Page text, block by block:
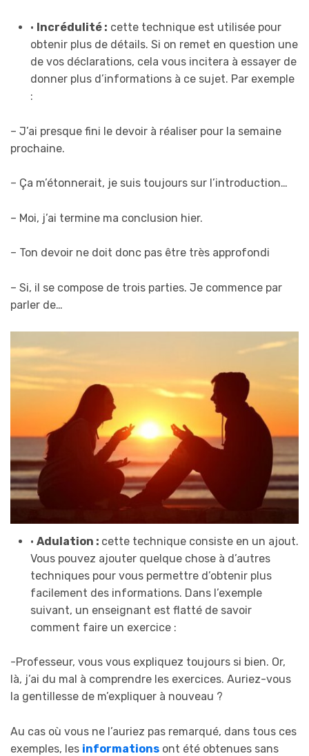
• Incrédulité : cette technique est utilisée pour
obtenir plus de détails. Si on remet en question une
de vos déclarations, cela vous incitera à essayer de
donner plus d’informations à ce sujet. Par exemple
:
– J’ai presque fini le devoir à réaliser pour la semaine
prochaine.
– Ça m’étonnerait, je suis toujours sur l’introduction…
– Moi, j’ai termine ma conclusion hier.
– Ton devoir ne doit donc pas être très approfondi
– Si, il se compose de trois parties. Je commence par
parler de…
• Adulation : cette technique consiste en un ajout.
Vous pouvez ajouter quelque chose à d’autres
techniques pour vous permettre d’obtenir plus
facilement des informations. Dans l’exemple
suivant, un enseignant est flatté de savoir
comment faire un exercice :
-Professeur, vous vous expliquez toujours si bien. Or,
là, j’ai du mal à comprendre les exercices. Auriez-vous
la gentillesse de m’expliquer à nouveau ?
Au cas où vous ne l’auriez pas remarqué, dans tous ces
exemples, les informations ont été obtenues sans